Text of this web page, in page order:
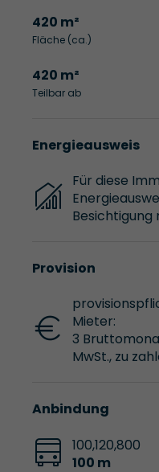
420 m²
Fläche (ca.)
420 m²
Teilbar ab
Energieausweis
Für diese
Provision
Mieter:
3
MwSt., zu
Anbindung
100,120,800
100 m